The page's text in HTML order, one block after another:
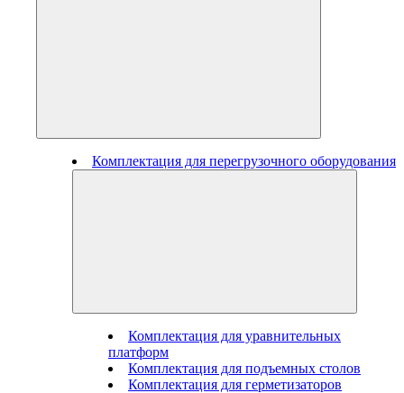
Комплектация для перегрузочного оборудования
Комплектация для уравнительных
платформ
Комплектация для подъемных столов
Комплектация для герметизаторов